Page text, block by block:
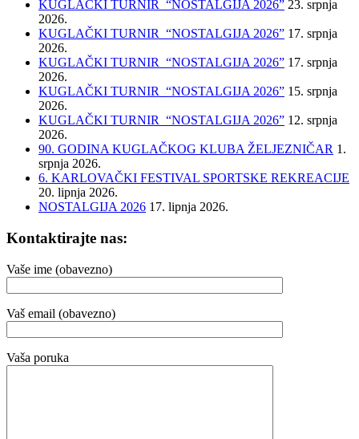
KUGLAČKI TURNIR “NOSTALGIJA 2026” 23. srpnja
2026.
KUGLAČKI TURNIR “NOSTALGIJA 2026” 17. srpnja
2026.
KUGLAČKI TURNIR “NOSTALGIJA 2026” 17. srpnja
2026.
KUGLAČKI TURNIR “NOSTALGIJA 2026” 15. srpnja
2026.
KUGLAČKI TURNIR “NOSTALGIJA 2026” 12. srpnja
2026.
90. GODINA KUGLAČKOG KLUBA ŽELJEZNIČAR 1.
srpnja 2026.
6. KARLOVAČKI FESTIVAL SPORTSKE REKREACIJE
20. lipnja 2026.
NOSTALGIJA 2026 17. lipnja 2026.
Kontaktirajte nas:
Vaše ime (obavezno)
Vaš email (obavezno)
Vaša poruka